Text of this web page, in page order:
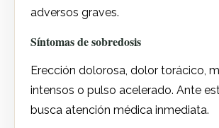
adversos graves.
Síntomas de sobredosis
Erección dolorosa, dolor torácico,
intensos o pulso acelerado. Ante
busca atención médica inmediata.